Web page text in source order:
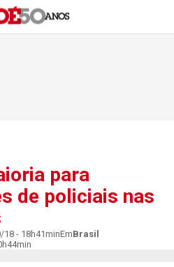
para
de policiais nas
18 - 18h41minEmBrasil